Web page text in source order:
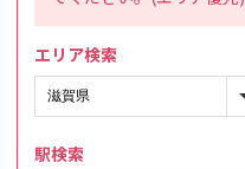
エリア検索
駅検索